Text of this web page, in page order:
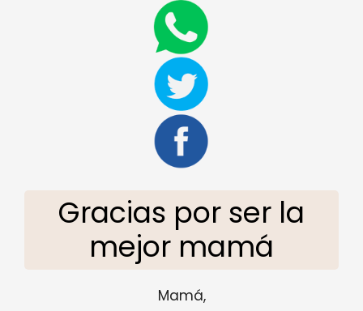
Gracias por ser la
mejor mamá
Mamá,